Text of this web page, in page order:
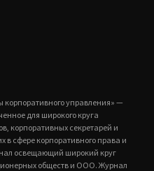
управления» —
для широкого круга
корпоративных секретарей и
в сфере корпоративного права и
освещающий широкий круг
обществ и ООО. Журнал